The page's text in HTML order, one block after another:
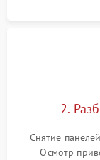
2.
Снятие
Осмотр